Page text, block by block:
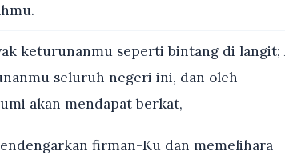
keturunanmu seperti bintang di langit;
seluruh negeri ini, dan oleh
akan mendapat berkat,
firman-Ku dan memelihara